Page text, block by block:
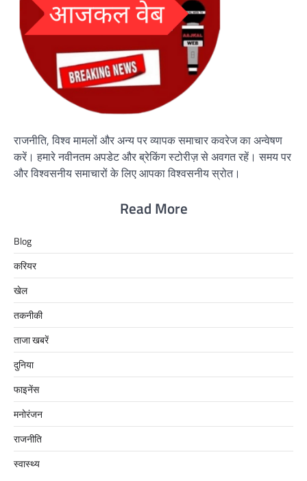
राजनीति, विश्व मामलों और अन्य पर व्यापक समाचार कवरेज का अन्वेषण
करें। हमारे नवीनतम अपडेट और ब्रेकिंग स्टोरीज़ से अवगत रहें। समय पर
और विश्वसनीय समाचारों के लिए आपका विश्वसनीय स्रोत।
Read More
Blog
करियर
खेल
तकनीकी
ताजा खबरें
दुनिया
फाइनेंस
मनोरंजन
राजनीति
स्वास्थ्य